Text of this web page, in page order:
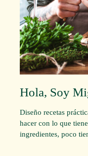
Hola, Soy
Diseño recetas
hacer con lo que
ingredientes, poco